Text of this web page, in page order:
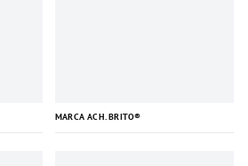
MARCA ACH. BRITO®